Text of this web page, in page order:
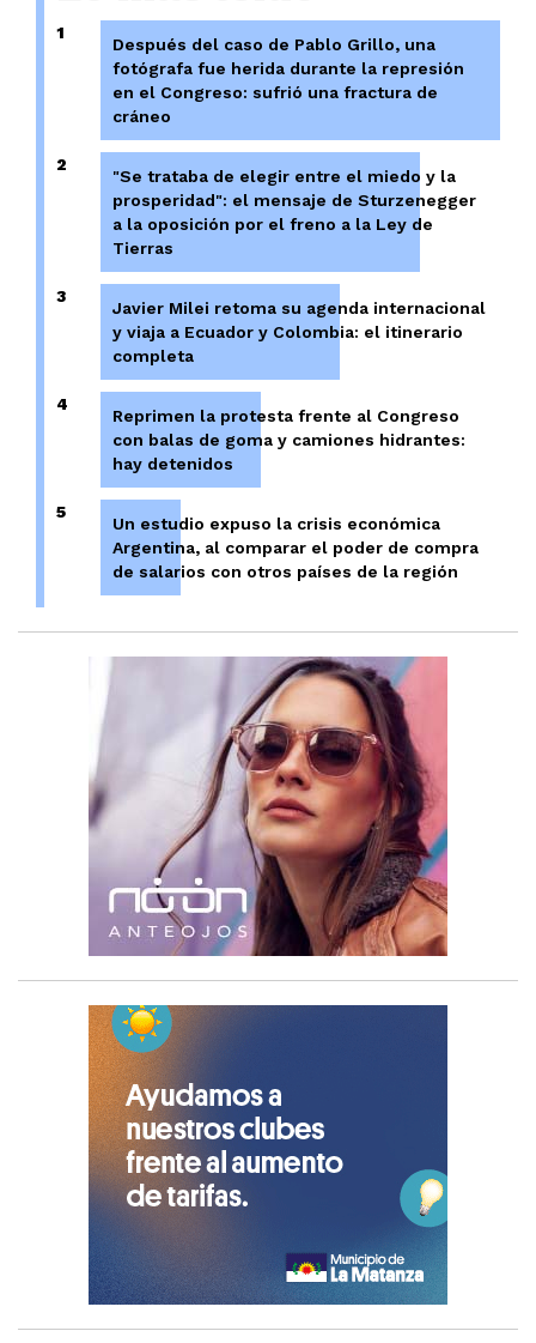
1
Después del caso de Pablo Grillo, una
fotógrafa fue herida durante la represión
en el Congreso: sufrió una fractura de
cráneo
2
"Se trataba de elegir entre el miedo y la
prosperidad": el mensaje de Sturzenegger
a la oposición por el freno a la Ley de
Tierras
3
Javier Milei retoma su agenda internacional
y viaja a Ecuador y Colombia: el itinerario
completa
4
Reprimen la protesta frente al Congreso
con balas de goma y camiones hidrantes:
hay detenidos
5
Un estudio expuso la crisis económica
Argentina, al comparar el poder de compra
de salarios con otros países de la región